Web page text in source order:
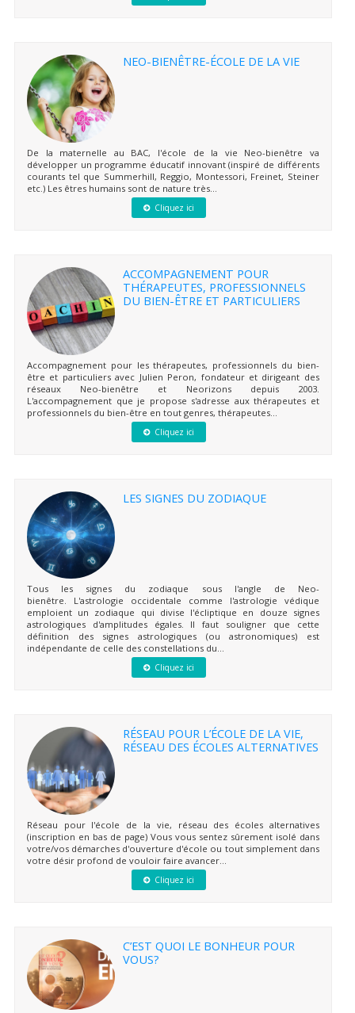
NEO-BIENÊTRE-ÉCOLE DE LA VIE
De la maternelle au BAC, l'école de la vie Neo-bienêtre va
développer un programme éducatif innovant (inspiré de différents
courants tel que Summerhill, Reggio, Montessori, Freinet, Steiner
etc.) Les êtres humains sont de nature très...
Cliquez ici
ACCOMPAGNEMENT POUR
THÉRAPEUTES, PROFESSIONNELS
DU BIEN-ÊTRE ET PARTICULIERS
Accompagnement pour les thérapeutes, professionnels du bien-
être et particuliers avec Julien Peron, fondateur et dirigeant des
réseaux Neo-bienêtre et Neorizons depuis 2003.
L'accompagnement que je propose s'adresse aux thérapeutes et
professionnels du bien-être en tout genres, thérapeutes...
Cliquez ici
LES SIGNES DU ZODIAQUE
Tous les signes du zodiaque sous l'angle de Neo-
bienêtre. L'astrologie occidentale comme l'astrologie védique
emploient un zodiaque qui divise l'écliptique en douze signes
astrologiques d'amplitudes égales. Il faut souligner que cette
définition des signes astrologiques (ou astronomiques) est
indépendante de celle des constellations du...
Cliquez ici
RÉSEAU POUR L’ÉCOLE DE LA VIE,
RÉSEAU DES ÉCOLES ALTERNATIVES
Réseau pour l'école de la vie, réseau des écoles alternatives
(inscription en bas de page) Vous vous sentez sûrement isolé dans
votre/vos démarches d'ouverture d'école ou tout simplement dans
votre désir profond de vouloir faire avancer...
Cliquez ici
C’EST QUOI LE BONHEUR POUR
VOUS?